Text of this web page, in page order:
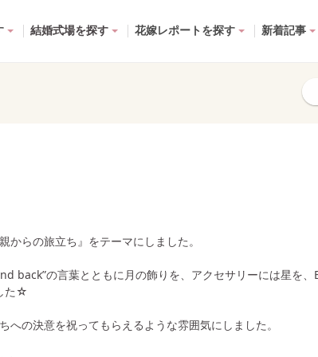
結婚式場を探す 花嫁レポートを探す 新着記事
らの旅立ち』をテーマにしました。
back”の言葉とともに月の飾りを、アクセサリーには星を、
た☆
の決意を祝ってもらえるような雰囲気にしました。